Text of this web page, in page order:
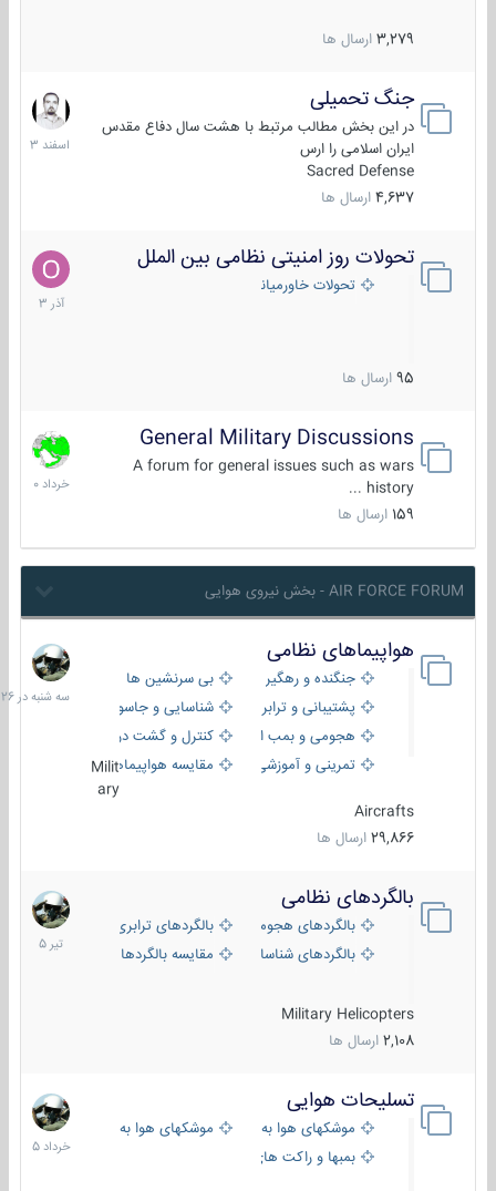
3,279 ارسال ها
جنگ تحمیلی
در این بخش مطالب مرتبط با هشت سال دفاع مقدس
ایران اسلامی را ارس
Sacred Defense
4,637 ارسال ها
20
اسفند
1403
تحولات روز امنیتی نظامی بین الملل
تحولات خاورمیانه
95 ارسال ها
21
آذر
1403
General Military Discussions
A forum for general issues such as wars
history ...
159 ارسال ها
10
خرداد
1400
AIR FORCE FORUM - بخش نیروی هوایی
هواپیماهای نظامی
جنگنده و رهگیر
بی سرنشین ها
پشتیبانی و ترابری
شناسایی و جاسوسی
هجومی و بمب افکن
کنترل و گشت دریایی
تمرینی و آموزشی
مقایسه هواپیماهاMilit
ary
Aircrafts
29,866 ارسال ها
سه
شنبه
در
بالگردهای نظامی
بالگردهای هجومی
بالگردهای ترابری
بالگردهای شناسایی
مقایسه بالگردها
Military Helicopters
2,108 ارسال ها
22
تیر
1405
تسلیحات هوایی
موشکهای هوا به هوا
موشکهای هوا به سطح
بمبها و راکت های هوایی
30
خرداد
1405